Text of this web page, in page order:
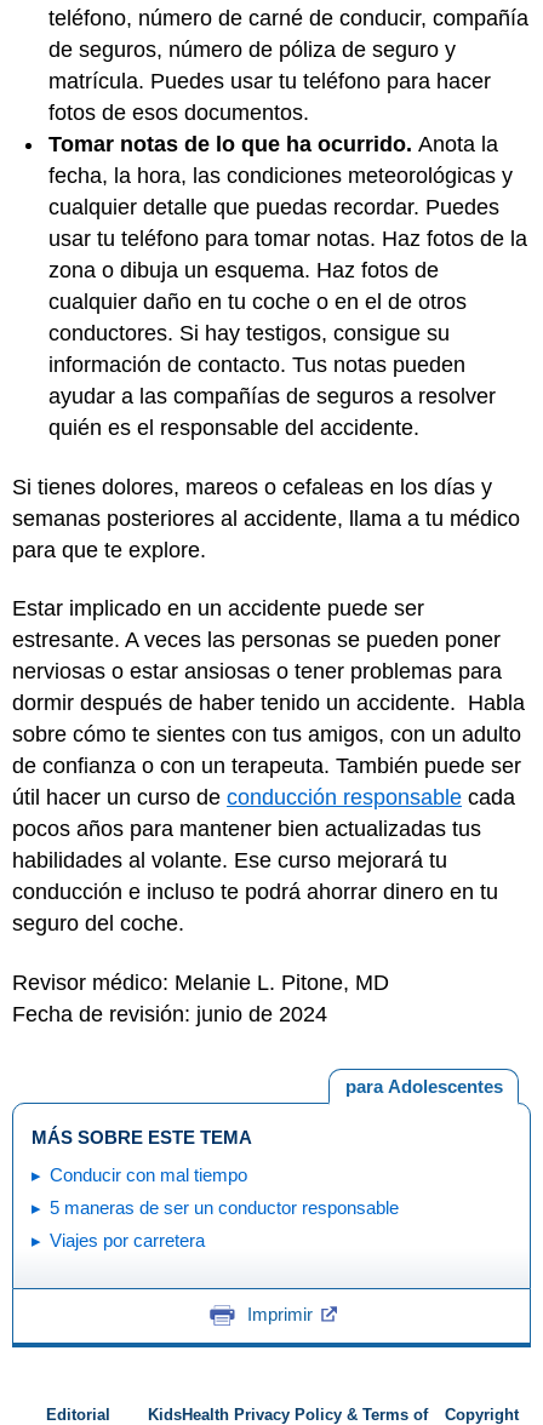
teléfono, número de carné de conducir, compañía
de seguros, número de póliza de seguro y
matrícula. Puedes usar tu teléfono para hacer
fotos de esos documentos.
Tomar notas de lo que ha ocurrido. Anota la
fecha, la hora, las condiciones meteorológicas y
cualquier detalle que puedas recordar. Puedes
usar tu teléfono para tomar notas. Haz fotos de la
zona o dibuja un esquema. Haz fotos de
cualquier daño en tu coche o en el de otros
conductores. Si hay testigos, consigue su
información de contacto. Tus notas pueden
ayudar a las compañías de seguros a resolver
quién es el responsable del accidente.
Si tienes dolores, mareos o cefaleas en los días y
semanas posteriores al accidente, llama a tu médico
para que te explore.
Estar implicado en un accidente puede ser
estresante. A veces las personas se pueden poner
nerviosas o estar ansiosas o tener problemas para
dormir después de haber tenido un accidente. Habla
sobre cómo te sientes con tus amigos, con un adulto
de confianza o con un terapeuta. También puede ser
útil hacer un curso de conducción responsable cada
pocos años para mantener bien actualizadas tus
habilidades al volante. Ese curso mejorará tu
conducción e incluso te podrá ahorrar dinero en tu
seguro del coche.
Revisor médico: Melanie L. Pitone, MD
Fecha de revisión: junio de 2024
para Adolescentes
MÁS SOBRE ESTE TEMA
Conducir con mal tiempo
5 maneras de ser un conductor responsable
Viajes por carretera
Imprimir
Editorial KidsHealth Privacy Policy & Terms of Copyright